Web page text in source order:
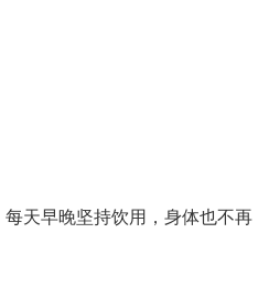
天早晚坚持饮用，身体也不再